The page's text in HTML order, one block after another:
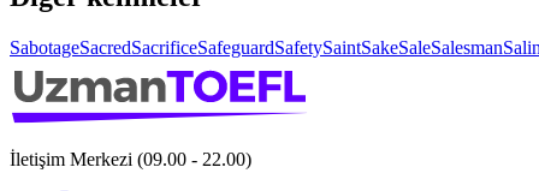
SabotageSacredSacrificeSafeguardSafetySaintSakeSaleSalesman
İletişim Merkezi (09.00 - 22.00)